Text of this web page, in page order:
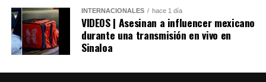
INTERNACIONALES hace 1 día
VIDEOS | Asesinan a influencer mexicano
durante una transmisión en vivo en
Sinaloa